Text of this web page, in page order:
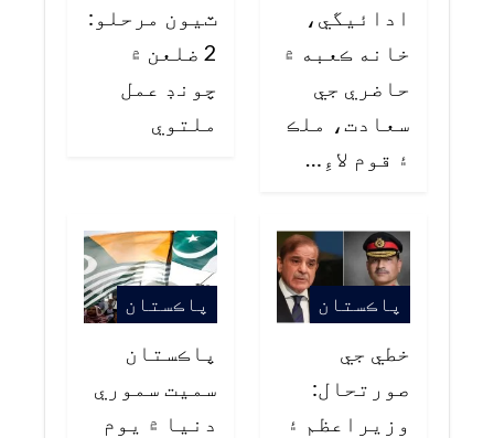
ادائيگي،
خانه ڪعبه ۾
حاضري جي
سعادت، ملڪ
۽ قوم لاءِ…
ٽيون مرحلو:
2 ضلعن ۾
چونڊ عمل
ملتوي
پاڪستان
خطي جي
صورتحال:
وزيراعظم ۽
پاڪستان
پاڪستان
سميت سموري
دنيا ۾ يوم